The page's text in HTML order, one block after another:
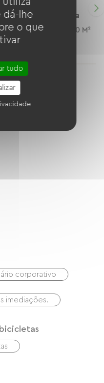
Câmara Alsaciana
4 Personnes
70 M²
Voir Le Logement
corporativo
imediações.
dá-lhe
o que
tudo